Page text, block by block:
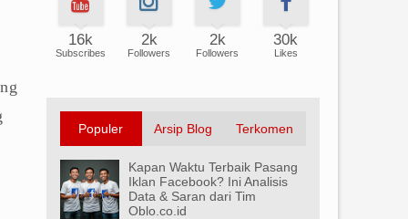
16k
Subscribes
2k
Followers
2k
Followers
30k
Likes
Populer Arsip Blog Terkomen
Kapan Waktu Terbaik Pasang
Iklan Facebook? Ini Analisis
Data & Saran dari Tim
Oblo.co.id